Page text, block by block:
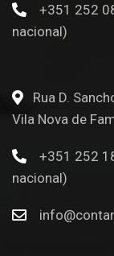
+351 252
nacional)
Rua D.
Vila Nova de
+351 252
nacional)